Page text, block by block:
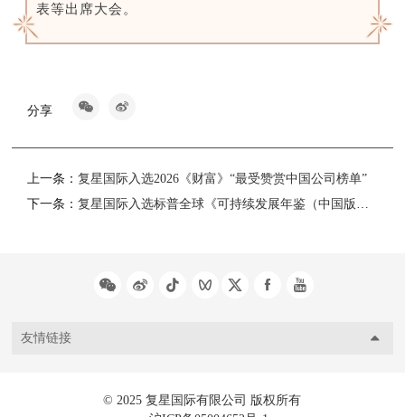
表等出席大会。
分享
上一条：复星国际入选2026《财富》“最受赞赏中国公司榜单”
下一条：复星国际入选标普全球《可持续发展年鉴（中国版）2026》并连续第三年名列最佳1%
友情链接
© 2025 复星国际有限公司 版权所有